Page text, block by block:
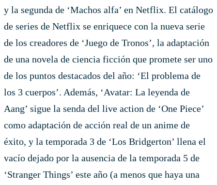
y la segunda de ‘Machos alfa’ en Netflix. El catálogo
de series de Netflix se enriquece con la nueva serie
de los creadores de ‘Juego de Tronos’, la adaptación
de una novela de ciencia ficción que promete ser uno
de los puntos destacados del año: ‘El problema de
los 3 cuerpos’. Además, ‘Avatar: La leyenda de
Aang’ sigue la senda del live action de ‘One Piece’
como adaptación de acción real de un anime de
éxito, y la temporada 3 de ‘Los Bridgerton’ llena el
vacío dejado por la ausencia de la temporada 5 de
‘Stranger Things’ este año (a menos que haya una